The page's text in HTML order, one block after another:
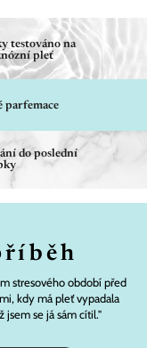
testováno na
pleť
parfemace
do poslední
stresového období před
kdy má pleť vypadala
jsem se já sám cítil."